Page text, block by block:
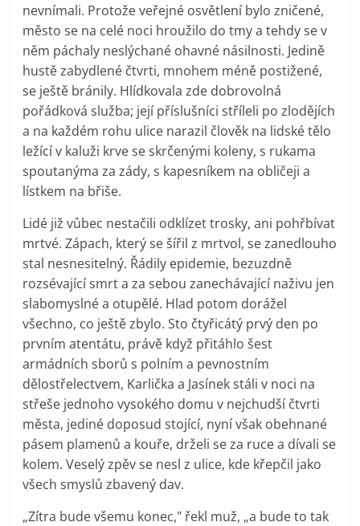
nevnímali. Protože veřejné osvětlení bylo zničené,
město se na celé noci hroužilo do tmy a tehdy se v
něm páchaly neslýchané ohavné násilnosti. Jedině
hustě zabydlené čtvrti, mnohem méně postižené,
se ještě bránily. Hlídkovala zde dobrovolná
pořádková služba; její příslušníci stříleli po zlodějích
a na každém rohu ulice narazil člověk na lidské tělo
ležící v kaluži krve se skrčenými koleny, s rukama
spoutanýma za zády, s kapesníkem na obličeji a
lístkem na břiše.
Lidé již vůbec nestačili odklízet trosky, ani pohřbívat
mrtvé. Zápach, který se šířil z mrtvol, se zanedlouho
stal nesnesitelný. Řádily epidemie, bezuzdně
rozsévající smrt a za sebou zanechávající naživu jen
slabomyslné a otupělé. Hlad potom dorážel
všechno, co ještě zbylo. Sto čtyřicátý prvý den po
prvním atentátu, právě když přitáhlo šest
armádních sborů s polním a pevnostním
dělostřelectvem, Karlička a Jasínek stáli v noci na
střeše jednoho vysokého domu v nejchudší čtvrti
města, jediné doposud stojící, nyní však obehnané
pásem plamenů a kouře, drželi se za ruce a dívali se
kolem. Veselý zpěv se nesl z ulice, kde křepčil jako
všech smyslů zbavený dav.
„Zítra bude všemu konec," řekl muž, „a bude to tak